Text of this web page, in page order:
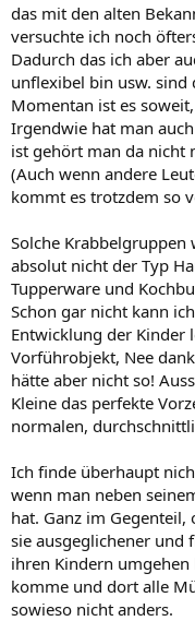
das mit den alten
versuchte ich noch
Dadurch das ich aber
unflexibel bin usw.
Momentan ist es
Irgendwie hat man
ist gehört man da nicht
(Auch wenn andere
kommt es trotzdem so
Solche
absolut nicht der Typ
Tupperware und
Schon gar nicht kann
Entwicklung der Kinder
Vorführobjekt, Nee
hätte aber nicht so!
Kleine das perfekte
normalen,
Ich finde überhaupt
wenn man neben
hat. Ganz im
sie ausgeglichener und
ihren Kindern umgehen
komme und dort alle
sowieso nicht anders.